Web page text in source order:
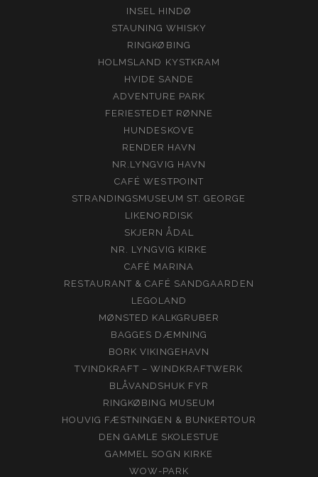
INSEL HINDØ
STAUNING WHISKY
RINGKØBING
HOLMSLAND KYSTKRAM
HVIDE SANDE
ADVENTURE PARK
FERIESTEDET RØNNE
HUNDESKOVE
RENDER HAVN
NR.LYNGVIG HAVN
CAFÉ WESTPOINT
STRANDINGSMUSEUM ST. GEORGE
LIKENORDISK
SKJERN ÅDAL
NR. LYNGVIG KIRKE
CAFÉ MARINA
RESTAURANT & CAFÉ SANDGAARDEN
LEGOLAND
MØNSTED KALKGRUBER
BAGGES DÆMNING
BORK VIKINGEHAVN
TVINDKRAFT – WINDKRAFTWERK
BLÅVANDSHUK FYR
RINGKØBING MUSEUM
HOUVIG FÆSTNINGEN & BUNKERTOUR
DEN GAMLE SKOLESTUE
GAMMEL SOGN KIRKE
WOW-PARK